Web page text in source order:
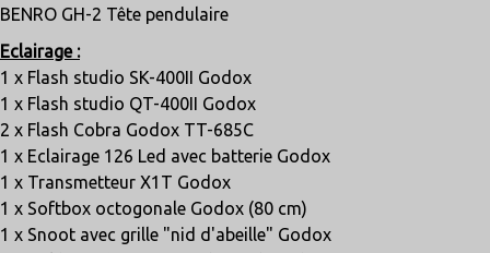
BENRO GH-2 Tête pendulaire
Eclairage :
1 x Flash studio SK-400II Godox
1 x Flash studio QT-400II Godox
2 x Flash Cobra Godox TT-685C
1 x Eclairage 126 Led avec batterie Godox
1 x Transmetteur X1T Godox
1 x Softbox octogonale Godox (80 cm)
1 x Snoot avec grille "nid d'abeille" Godox